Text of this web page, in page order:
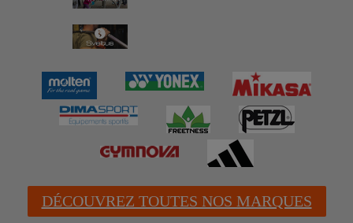
DÉCOUVREZ TOUTES NOS MARQUES